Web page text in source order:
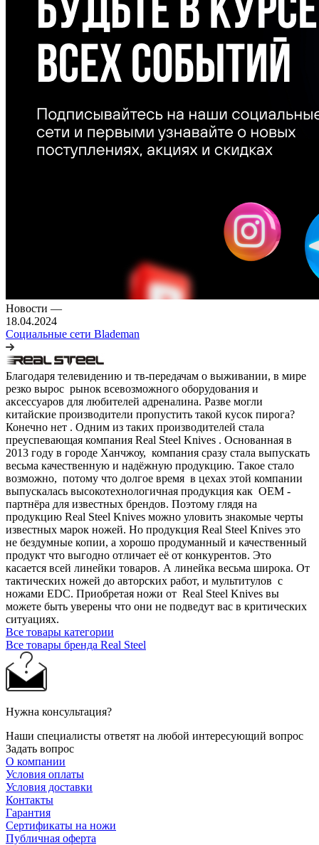
Новости —
18.04.2024
Социальные сети Blademan
Благодаря телевидению и тв-передачам о выживании, в мире
резко вырос рынок всевозможного оборудования и
аксессуаров для любителей адреналина. Разве могли
китайские производители пропустить такой кусок пирога?
Конечно нет . Одним из таких производителей стала
преуспевающая компания Real Steel Knives . Основанная в
2013 году в городе Ханчжоу, компания сразу стала выпускать
весьма качественную и надёжную продукцию. Такое стало
возможно, потому что долгое время в цехах этой компании
выпускалась высокотехнологичная продукция как OEM -
партнёра для известных брендов. Поэтому глядя на
продукцию Real Steel Knives можно уловить знакомые черты
известных марок ножей. Но продукция Real Steel Knives это
не бездумные копии, а хорошо продуманный и качественный
продукт что выгодно отличает её от конкурентов. Это
касается всей линейки товаров. А линейка весьма широка. От
тактических ножей до авторских работ, и мультитулов с
ножами EDC. Приобретая ножи от Real Steel Knives вы
можете быть уверены что они не подведут вас в критических
ситуациях.
Все товары категории
Все товары бренда Real Steel
Нужна консультация?
Наши специалисты ответят на любой интересующий вопрос
Задать вопрос
О компании
Условия оплаты
Условия доставки
Контакты
Гарантия
Сертификаты на ножи
Публичная оферта